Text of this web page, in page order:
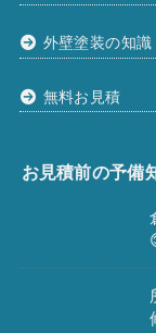
外壁塗装の知識
無料お見積
お見積前の予備